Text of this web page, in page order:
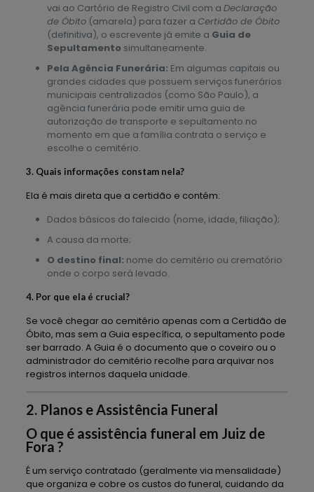
vai ao Cartório de Registro Civil com a Declaração
de Óbito(amarela) para fazer a Certidão de Óbito
(definitiva), o escrevente já emite a Guia de
Sepultamento simultaneamente.
Pela Agência Funerária: Em algumas capitais ou
grandes cidades que possuem serviços funerários
municipais centralizados (como São Paulo), a
agência funerária pode emitir uma guia de
autorização de transporte e sepultamento no
momento em que a família contrata o serviço e
escolhe o cemitério.
3. Quais informações constam nela?
Ela é mais direta que a certidão e contém:
Dados básicos do falecido (nome, idade, filiação);
A causa da morte;
O destino final: nome do cemitério ou crematório
onde o corpo será levado.
4. Por que ela é crucial?
Se você chegar ao cemitério apenas com a Certidão de
Óbito, mas sem a Guia específica, o sepultamento pode
ser barrado. A Guia é o documento que o coveiro ou o
administrador do cemitério recolhe para arquivar nos
registros internos daquela unidade.
2. Planos e Assistência Funeral
O que é assistência funeral em Juiz de
Fora ?
É um serviço contratado (geralmente via mensalidade)
que organiza e cobre os custos do funeral, cuidando da